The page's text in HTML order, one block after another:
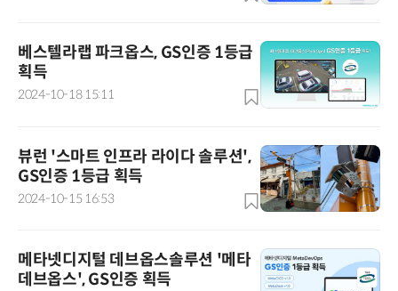
베스텔라랩 파크옵스, GS인증 1등급
획득
2024-10-18 15:11
뷰런 '스마트 인프라 라이다 솔루션',
GS인증 1등급 획득
2024-10-15 16:53
메타넷디지털 데브옵스솔루션 '메타
데브옵스', GS인증 획득